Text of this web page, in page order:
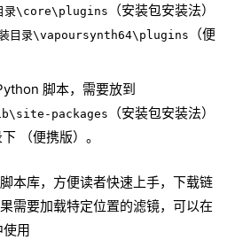
录\core\plugins
（安装包安装法）
目录\vapoursynth64\plugins
（便
脚本，需要放到
packages
（安装包安装法）
（便携版）。
本库，方便读者快速上手，下载链
需要加载特定位置的滤镜，可以在
用